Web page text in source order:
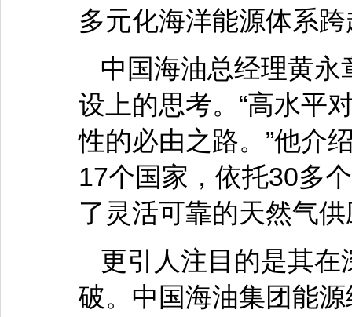
多元化海洋能源体系
中国海油总经理黄
设上的思考。“高水平
性的必由之路。”他介
17个国家，依托30多
了灵活可靠的天然气
更引人注目的是其
破。中国海油集团能